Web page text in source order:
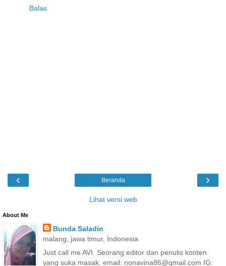
Balas
‹ ›
Beranda
Lihat versi web
About Me
Bunda Saladin
malang, jawa timur, Indonesia
Just call me AVI. Seorang editor dan penulis konten
yang suka masak. email: nonavina86@gmail.com IG: